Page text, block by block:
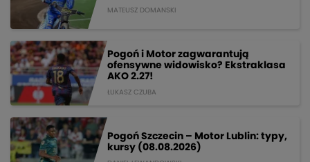
MATEUSZ DOMANSKI
Pogoń i Motor zagwarantują
ofensywne widowisko? Ekstraklasa
AKO 2.27!
ŁUKASZ CZUBA
Pogoń Szczecin – Motor Lublin: typy,
kursy (08.08.2026)